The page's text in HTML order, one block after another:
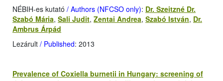
NÉBIH-es kutató / Authors (NFCSO only): Dr. Szeitzné Dr.
Szabó Mária, Sali Judit, Zentai Andrea, Szabó István, Dr.
Ambrus Árpád
Lezárult / Published: 2013
Prevalence of Coxiella burnetii in Hungary: screening of